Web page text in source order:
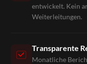
entwickelt. Kein
Weiterleitungen.
Transparente
Monatliche